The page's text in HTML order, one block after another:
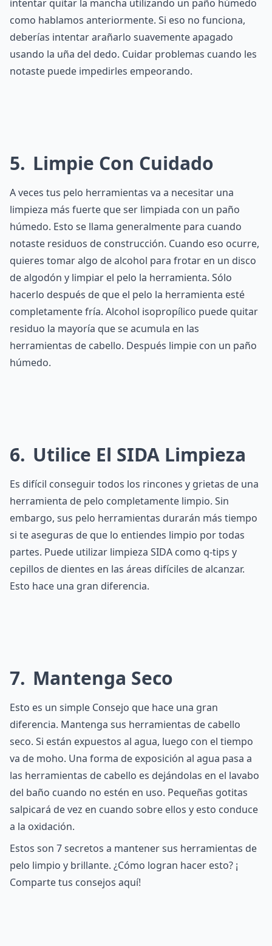
intentar quitar la mancha utilizando un paño húmedo
como hablamos anteriormente. Si eso no funciona,
deberías intentar arañarlo suavemente apagado
usando la uña del dedo. Cuidar problemas cuando les
notaste puede impedirles empeorando.
5 Limpie Con Cuidado
A veces tus pelo herramientas va a necesitar una
limpieza más fuerte que ser limpiada con un paño
húmedo. Esto se llama generalmente para cuando
notaste residuos de construcción. Cuando eso ocurre,
quieres tomar algo de alcohol para frotar en un disco
de algodón y limpiar el pelo la herramienta. Sólo
hacerlo después de que el pelo la herramienta esté
completamente fría. Alcohol isopropílico puede quitar
residuo la mayoría que se acumula en las
herramientas de cabello. Después limpie con un paño
húmedo.
6 Utilice El SIDA Limpieza
Es difícil conseguir todos los rincones y grietas de una
herramienta de pelo completamente limpio. Sin
embargo, sus pelo herramientas durarán más tiempo
si te aseguras de que lo entiendes limpio por todas
partes. Puede utilizar limpieza SIDA como q-tips y
cepillos de dientes en las áreas difíciles de alcanzar.
Esto hace una gran diferencia.
7 Mantenga Seco
Esto es un simple Consejo que hace una gran
diferencia. Mantenga sus herramientas de cabello
seco. Si están expuestos al agua, luego con el tiempo
va de moho. Una forma de exposición al agua pasa a
las herramientas de cabello es dejándolas en el lavabo
del baño cuando no estén en uso. Pequeñas gotitas
salpicará de vez en cuando sobre ellos y esto conduce
a la oxidación.
Estos son 7 secretos a mantener sus herramientas de
pelo limpio y brillante. ¿Cómo logran hacer esto? ¡
Comparte tus consejos aquí!